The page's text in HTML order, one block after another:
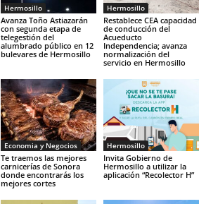
Hermosillo
Avanza Toño Astiazarán
con segunda etapa de
telegestión del
alumbrado público en 12
bulevares de Hermosillo
Hermosillo
Restablece CEA capacidad
de conducción del
Acueducto
Independencia; avanza
normalización del
servicio en Hermosillo
Economia y Negocios
Te traemos las mejores
carnicerías de Sonora
donde encontrarás los
mejores cortes
Hermosillo
Invita Gobierno de
Hermosillo a utilizar la
aplicación “Recolector H”